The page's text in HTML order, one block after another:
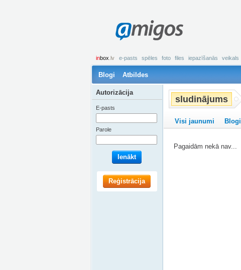
amigos
inbox .lv e-pasts spēles foto files iepazīšanās veikals
Blogi Atbildes
sludinājums
Visi jaunumi Blogi
Pagaidām nekā nav...
Autorizācija
E-pasts
Parole
Ienākt
Reģistrācija